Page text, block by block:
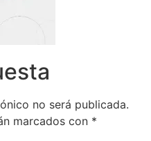
no será publicada.
marcados con *